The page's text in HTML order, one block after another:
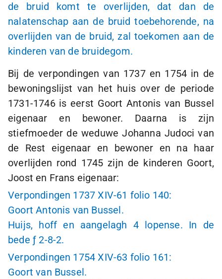
de bruid komt te overlijden, dat dan de
nalatenschap aan de bruid toebehorende, na
overlijden van de bruid, zal toekomen aan de
kinderen van de bruidegom.
Bij de verpondingen van 1737 en 1754 in de
bewoningslijst van het huis over de periode
1731-1746is eerst Goort Antonis van Bussel
eigenaar en bewoner. Daarna is zijn
stiefmoeder de weduwe Johanna Judoci van
de Rest eigenaar en bewoner en na haar
overlijden rond 1745 zijn de kinderen Goort,
Joost en Frans eigenaar:
Verpondingen 1737 XIV-61 folio 140:
Goort Antonis van Bussel.
Huijs, hoff en aangelagh 4 lopense. In de
bede ƒ 2-8-2.
Verpondingen 1754 XIV-63 folio 161:
Goort van Bussel.